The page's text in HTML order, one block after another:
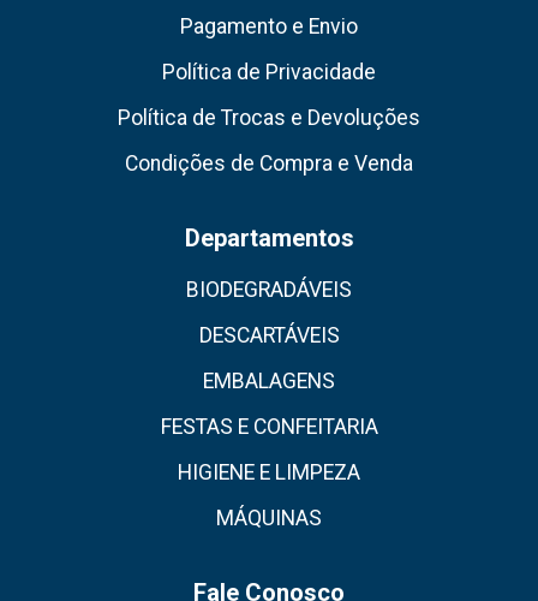
Pagamento e Envio
Política de Privacidade
Política de Trocas e Devoluções
Condições de Compra e Venda
Departamentos
BIODEGRADÁVEIS
DESCARTÁVEIS
EMBALAGENS
FESTAS E CONFEITARIA
HIGIENE E LIMPEZA
MÁQUINAS
Fale Conosco